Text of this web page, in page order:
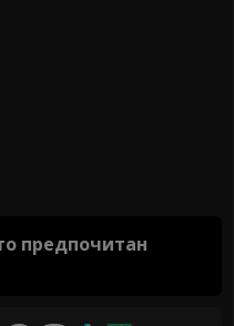
предпочитан